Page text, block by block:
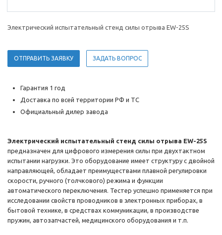
Электрический испытательный стенд силы отрыва EW-25S
ОТПРАВИТЬ ЗАЯВКУ ЗАДАТЬ ВОПРОС
Гарантия 1 год
Доставка по всей территории РФ и ТС
Официальный дилер завода
Электрический испытательный стенд силы отрыва EW-25S
предназначен для цифрового измерения силы при двухтактном
испытании нагрузки. Это оборудование имеет структуру с двойной
направляющей, обладает преимуществами плавной регулировки
скорости, ручного (толчкового) режима и функции
автоматического переключения. Тестер успешно применяется при
исследовании свойств проводников в электронных приборах, в
бытовой технике, в средствах коммуникации, в производстве
пружин, автозапчастей, медицинского оборудования и т.п.